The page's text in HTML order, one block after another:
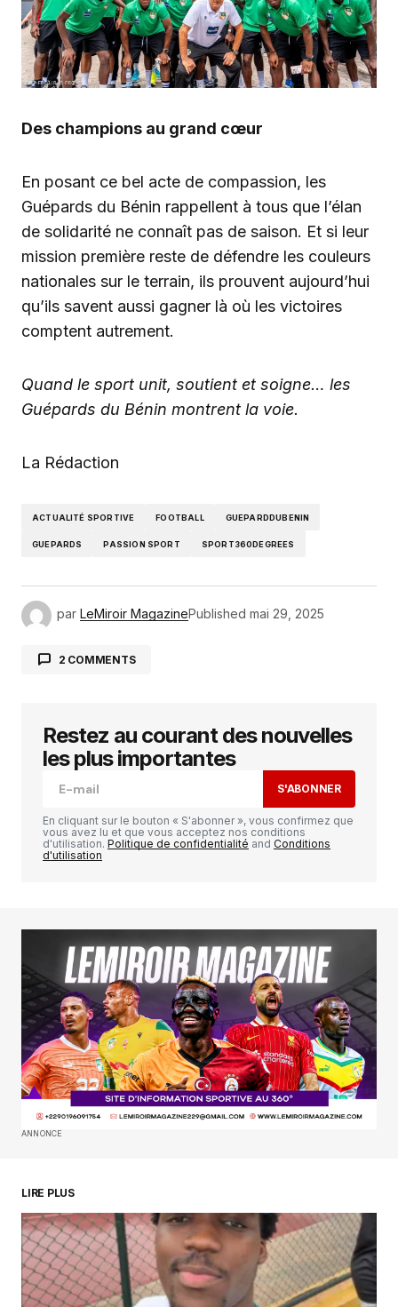
Des champions au grand cœur
En posant ce bel acte de compassion, les
Guépards du Bénin rappellent à tous que l’élan
de solidarité ne connaît pas de saison. Et si leur
mission première reste de défendre les couleurs
nationales sur le terrain, ils prouvent aujourd’hui
qu’ils savent aussi gagner là où les victoires
comptent autrement.
Quand le sport unit, soutient et soigne… les
Guépards du Bénin montrent la voie.
La Rédaction
ACTUALITÉ SPORTIVE FOOTBALL GUEPARDDUBENIN
GUEPARDS PASSION SPORT SPORT360DEGREES
par LeMiroir MagazinePublished mai 29, 2025
2 COMMENTS
Sports Searchlight
Luca798
https://shorturl.fm/47rLb
Votre adresse e-mail ne sera pas publiée. Les
champs obligatoires sont indiqués avec*
Comment*
Your E-mail
Enregistrer mon nom, mon e-mail et mon
site dans le navigateur pour mon prochain
commentaire.
Restez au courant des nouvelles
les plus importantes
S'ABONNER
En cliquant sur le bouton « S'abonner », vous confirmez que
vous avez lu et que vous acceptez nos conditions
d'utilisation. Politique de confidentialité and Conditions
d'utilisation
ANNONCE
LIRE PLUS